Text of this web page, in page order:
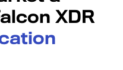
XDR